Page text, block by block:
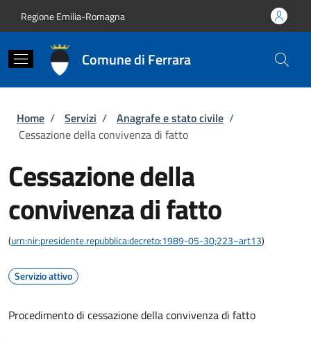
Regione Emilia-Romagna
Comune di Ferrara
Briciole di pane
Home / Servizi / Anagrafe e stato civile /
Cessazione della convivenza di fatto
Cessazione della
convivenza di fatto
(urn:nir:presidente.repubblica:decreto:1989-05-30;223~art13)
Servizio attivo
Procedimento di cessazione della convivenza di fatto